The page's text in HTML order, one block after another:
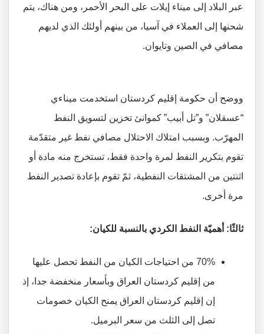
عبر البلاد إلى ميناء إيلات على البحر الأحمر، ومن هناك، يتم
شحنها إلى العملاء في آسيا، من بينهم أولئك الذي لديهم
مصافي في الصين وتايوان.
ووضح أن حكومة إقليم كردستان استخدمت ميناءي
“عسقلان” و”تل أبيب” كموانئ تخزين لتسويق النفط
المهرّب. وبسبب امتلاك الاحتلال مصافي نفط غير متقدّمة
تقوم بتكرير النفط لمرة واحدة فقط، تستخرج منه مادة أو
اثنتين من المشتقات النفطية، ثمّ تقوم بإعادة تصدير النفط
مرة أخرى.
ثالثًا: أهميّة النفط الكردي بالنسبة للكيان:
70% من احتياجات الكيان من النفط تحصل عليها
من إقليم كردستان العراق وبأسعار منخفضة جدا، إذ
إن إقليم كردستان العراق يمنح الكيان خصومات
تصل إلى الثلث من سعر البرميل.